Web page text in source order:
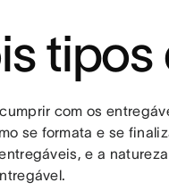
com os
se formata e se
e a